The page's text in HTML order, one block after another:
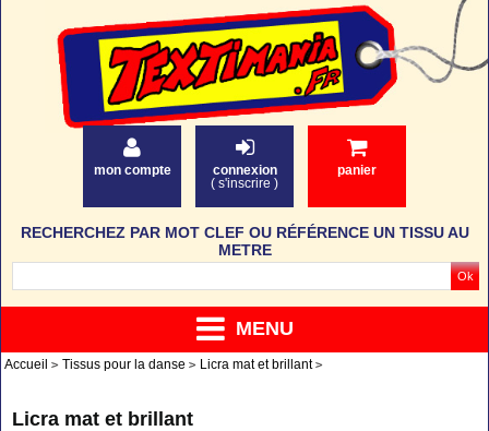
mon compte
connexion
( s'inscrire )
panier
MENU
RECHERCHEZ PAR MOT CLEF OU RÉFÉRENCE UN TISSU AU
METRE
Accueil Tissus pour la danse Licra mat et brillant
Licra mat et brillant